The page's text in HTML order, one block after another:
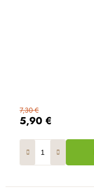
5,90 €
7,30 €